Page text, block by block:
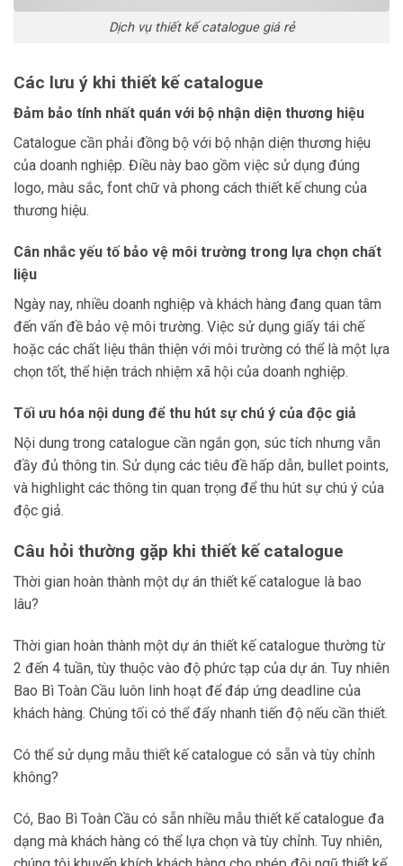
Dịch vụ thiết kế catalogue giá rẻ
Các lưu ý khi thiết kế catalogue
Đảm bảo tính nhất quán với bộ nhận diện thương hiệu
Catalogue cần phải đồng bộ với bộ nhận diện thương hiệu
của doanh nghiệp. Điều này bao gồm việc sử dụng đúng
logo, màu sắc, font chữ và phong cách thiết kế chung của
thương hiệu.
Cân nhắc yếu tố bảo vệ môi trường trong lựa chọn chất
liệu
Ngày nay, nhiều doanh nghiệp và khách hàng đang quan tâm
đến vấn đề bảo vệ môi trường. Việc sử dụng giấy tái chế
hoặc các chất liệu thân thiện với môi trường có thể là một lựa
chọn tốt, thể hiện trách nhiệm xã hội của doanh nghiệp.
Tối ưu hóa nội dung để thu hút sự chú ý của độc giả
Nội dung trong catalogue cần ngắn gọn, súc tích nhưng vẫn
đầy đủ thông tin. Sử dụng các tiêu đề hấp dẫn, bullet points,
và highlight các thông tin quan trọng để thu hút sự chú ý của
độc giả.
Câu hỏi thường gặp khi thiết kế catalogue
Thời gian hoàn thành một dự án thiết kế catalogue là bao
lâu?
Thời gian hoàn thành một dự án thiết kế catalogue thường từ
2 đến 4 tuần, tùy thuộc vào độ phức tạp của dự án. Tuy nhiên
Bao Bì Toàn Cầu luôn linh hoạt để đáp ứng deadline của
khách hàng. Chúng tối có thể đẩy nhanh tiến độ nếu cần thiết.
Có thể sử dụng mẫu thiết kế catalogue có sẵn và tùy chỉnh
không?
Có, Bao Bì Toàn Cầu có sẵn nhiều mẫu thiết kế catalogue đa
dạng mà khách hàng có thể lựa chọn và tùy chỉnh. Tuy nhiên,